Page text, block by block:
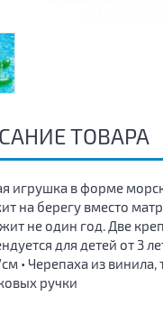
ТОВАРА
игрушка в форме
на берегу вместо
не один год. Две
для детей от 3
• Черепаха из
ручки